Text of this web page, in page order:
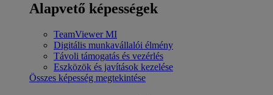
Alapvető képességek
TeamViewer MI
Digitális munkavállalói élmény
Távoli támogatás és vezérlés
Eszközök és javítások kezelése
Összes képesség megtekintése